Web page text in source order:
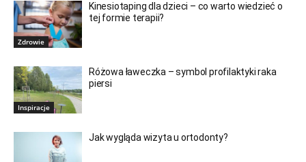
Zdrowie
Kinesiotaping dla dzieci – co warto wiedzieć o
tej formie terapii?
Inspiracje
Różowa ławeczka – symbol profilaktyki raka
piersi
Jak wygląda wizyta u ortodonty?